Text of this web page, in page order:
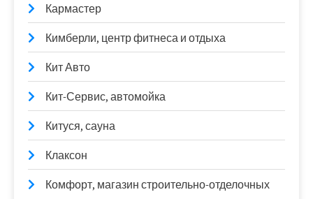
Кармастер
Кимберли, центр фитнеса и отдыха
Кит Авто
Кит-Сервис, автомойка
Китуся, сауна
Клаксон
Комфорт, магазин строительно-отделочных